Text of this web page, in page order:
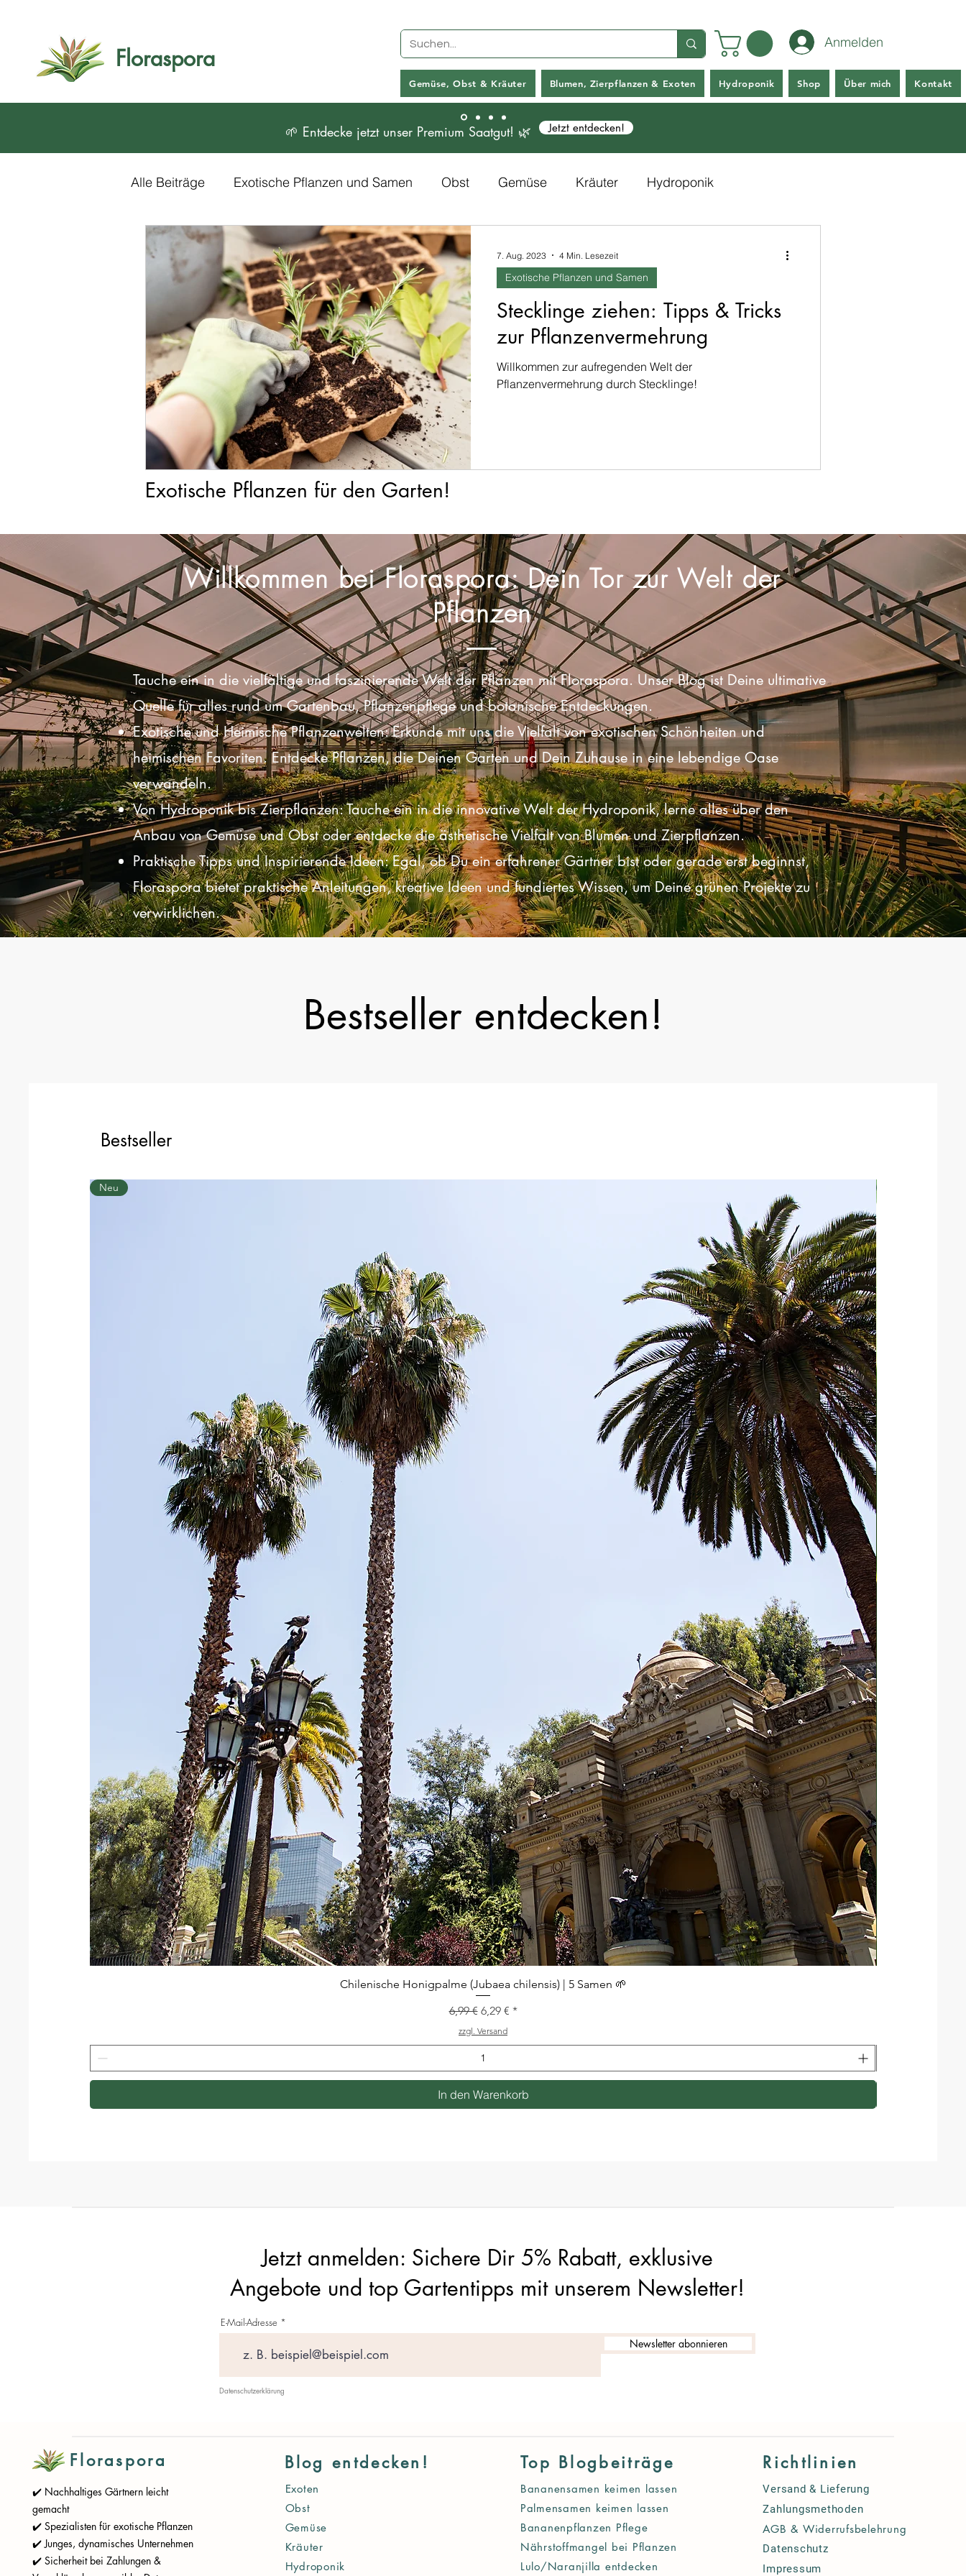
Floraspora
Anmelden
Gemüse, Obst & Kräuter Blumen, Zierpflanzen & Exoten Hydroponik Shop Über mich Kontakt
🌱 Entdecke jetzt unser Premium Saatgut! 🌿 Jetzt entdecken!
Alle Beiträge Exotische Pflanzen und Samen Obst Gemüse Kräuter Hydroponik
Blumen und Zierpflanzen Rezepte Kunstpflanzen
Stecklinge ziehen: Tipps & Tricks
zur Pflanzenvermehrung
Willkommen zur aufregenden Welt der
Pflanzenvermehrung durch Stecklinge!
Exotische Pflanzen und Samen
7. Aug. 2023 4 Min. Lesezeit
Exotische Pflanzen für den Garten!
Willkommen bei Floraspora: Dein Tor zur Welt der
Pflanzen
Tauche ein in die vielfältige und faszinierende Welt der Pflanzen mit Floraspora. Unser Blog ist Deine ultimative
Quelle für alles rund um Gartenbau, Pflanzenpflege und botanische Entdeckungen.
Exotische und Heimische Pflanzenwelten: Erkunde mit uns die Vielfalt von exotischen Schönheiten und
heimischen Favoriten. Entdecke Pflanzen, die Deinen Garten und Dein Zuhause in eine lebendige Oase
verwandeln.
Von Hydroponik bis Zierpflanzen: Tauche ein in die innovative Welt der Hydroponik, lerne alles über den
Anbau von Gemüse und Obst oder entdecke die ästhetische Vielfalt von Blumen und Zierpflanzen.
Praktische Tipps und Inspirierende Ideen: Egal, ob Du ein erfahrener Gärtner bist oder gerade erst beginnst,
Floraspora bietet praktische Anleitungen, kreative Ideen und fundiertes Wissen, um Deine grünen Projekte zu
verwirklichen.
Bestseller entdecken!
Bestseller
Schnellansicht
Neu
Chilenische Honigpalme (Jubaea chilensis) | 5 Samen 🌱
Standardpreis
6,99 € Sale-Preis
6,29 €
zzgl. Versand
In den Warenkorb
Jetzt anmelden: Sichere Dir 5% Rabatt, exklusive
Angebote und top Gartentipps mit unserem Newsletter!
E-Mail-Adresse
Newsletter abonnieren
Datenschutzerklärung
Floraspora
✔️ Nachhaltiges Gärtnern leicht
gemacht
✔️ Spezialisten für exotische Pflanzen
✔️ Junges, dynamisches Unternehmen
✔️ Sicherheit bei Zahlungen &
Blog entdecken!
Exoten
Obst
Gemüse
Kräuter
Hydroponik
Top Blogbeiträge
Bananensamen keimen lassen
Palmensamen keimen lassen
Bananenpflanzen Pflege
Nährstoffmangel bei Pflanzen
Lulo/Naranjilla entdecken
Richtlinien
Versand & Lieferung
Zahlungsmethoden
AGB & Widerrufsbelehrung
Datenschutz
Impressum